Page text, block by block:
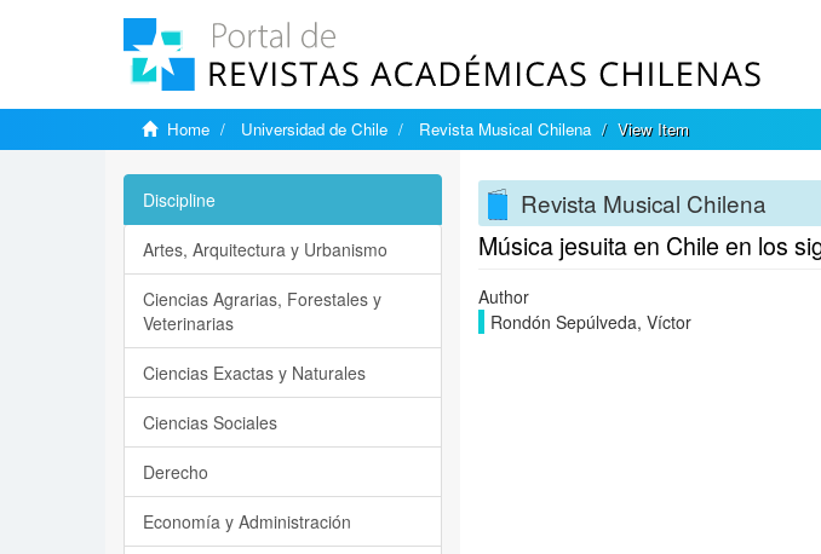
Home Universidad de Chile Revista Musical Chilena View Item
Revista Musical Chilena
Música jesuita en Chile en los
Author
Rondón Sepúlveda, Víctor
Discipline
Artes, Arquitectura y Urbanismo
Ciencias Agrarias, Forestales y
Veterinarias
Ciencias Exactas y Naturales
Ciencias Sociales
Derecho
Economía y Administración